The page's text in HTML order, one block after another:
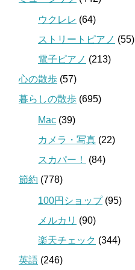
ウクレレ (64)
ストリートピアノ (55)
電子ピアノ (213)
心の散歩 (57)
暮らしの散歩 (695)
Mac (39)
カメラ・写真 (22)
スカパー！
(84)
節約 (778)
100円ショップ(95)
メルカリ (90)
楽天チェック (344)
英語 (246)